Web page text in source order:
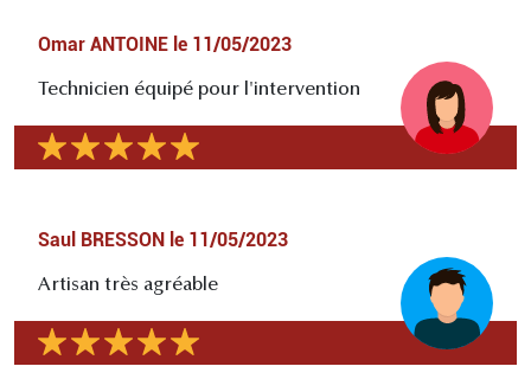
Omar ANTOINE le 11/05/2023
Technicien équipé pour l'intervention
Saul BRESSON le 11/05/2023
Artisan très agréable